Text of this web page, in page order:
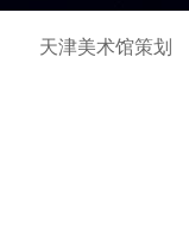
天津美术馆策划